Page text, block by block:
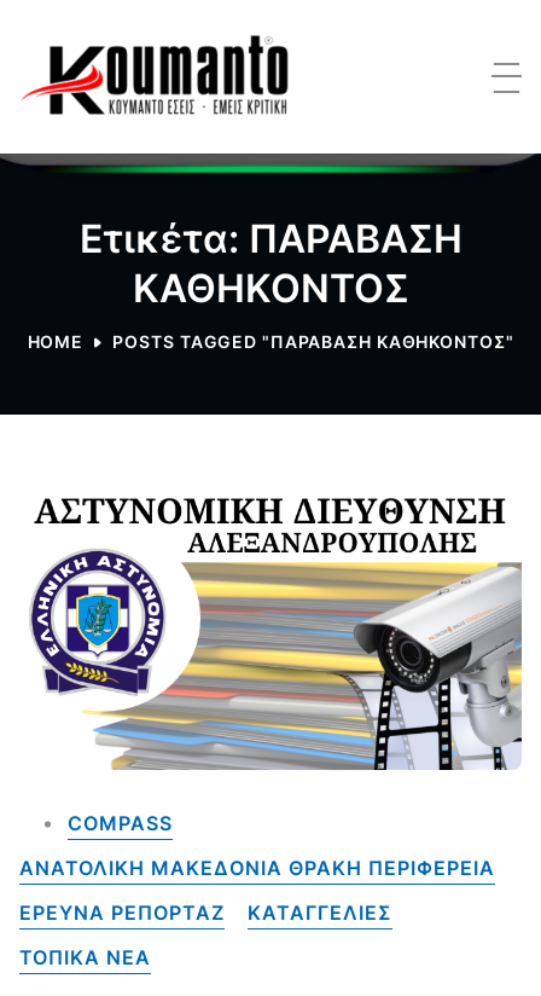
Ετικέτα: ΠΑΡΑΒΑΣΗ
ΚΑΘΗΚΟΝΤΟΣ
HOME POSTS TAGGED "ΠΑΡΑΒΑΣΗ ΚΑΘΗΚΟΝΤΟΣ"
COMPASS
ΑΝΑΤΟΛΙΚΗ ΜΑΚΕΔΟΝΙΑ ΘΡΑΚΗ ΠΕΡΙΦΕΡΕΙΑ
ΕΡΕΥΝΑ ΡΕΠΟΡΤΑΖ
ΚΑΤΑΓΓΕΛΙΕΣ
ΤΟΠΙΚΑ NEA